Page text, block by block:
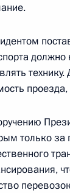
Львова-
2026 года, 17:30
среда
языка и
только за